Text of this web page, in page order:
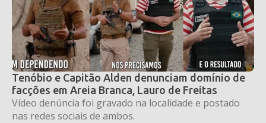
Tenóbio e Capitão Alden denunciam domínio de
facções em Areia Branca, Lauro de Freitas
Vídeo denúncia foi gravado na localidade e postado
nas redes sociais de ambos.